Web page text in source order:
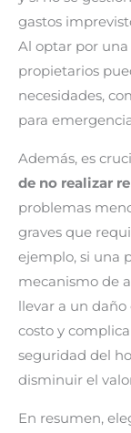
gastos
Al optar por una
propietarios
necesidades,
para
Además, es
de no realizar
problemas
graves que
ejemplo, si una
mecanismo de
llevar a un
costo y
seguridad del
disminuir el
En resumen,